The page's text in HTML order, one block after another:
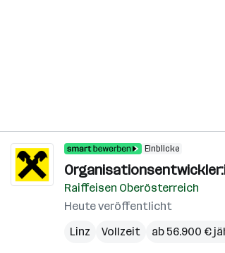
Einblicke
Raiffeisen Oberösterreich
Heute veröffentlicht
Linz
Vollzeit ab 56.900 €